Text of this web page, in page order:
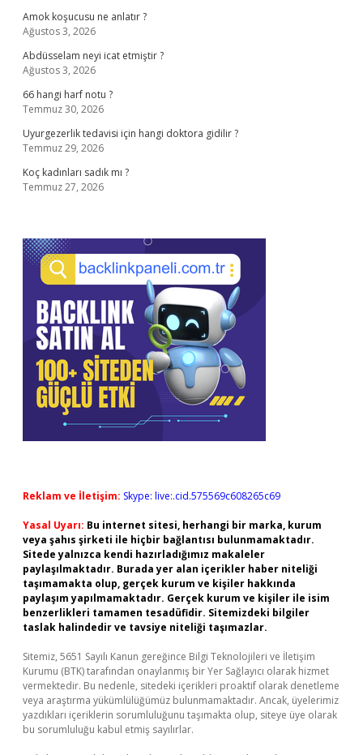
Amok koşucusu ne anlatır ?
Ağustos 3, 2026
Abdüsselam neyi icat etmiştir ?
Ağustos 3, 2026
66 hangi harf notu ?
Temmuz 30, 2026
Uyurgezerlik tedavisi için hangi doktora gidilir ?
Temmuz 29, 2026
Koç kadınları sadık mı ?
Temmuz 27, 2026
Reklam ve İletişim: Skype: live:.cid.575569c608265c69
Yasal Uyarı: Bu internet sitesi, herhangi bir marka, kurum
veya şahıs şirketi ile hiçbir bağlantısı bulunmamaktadır.
Sitede yalnızca kendi hazırladığımız makaleler
paylaşılmaktadır. Burada yer alan içerikler haber niteliği
taşımamakta olup, gerçek kurum ve kişiler hakkında
paylaşım yapılmamaktadır. Gerçek kurum ve kişiler ile isim
benzerlikleri tamamen tesadüfidir. Sitemizdeki bilgiler
taslak halindedir ve tavsiye niteliği taşımazlar.
Sitemiz, 5651 Sayılı Kanun gereğince Bilgi Teknolojileri ve İletişim
Kurumu (BTK) tarafından onaylanmış bir Yer Sağlayıcı olarak hizmet
vermektedir. Bu nedenle, sitedeki içerikleri proaktif olarak denetleme
veya araştırma yükümlülüğümüz bulunmamaktadır. Ancak, üyelerimiz
yazdıkları içeriklerin sorumluluğunu taşımakta olup, siteye üye olarak
bu sorumluluğu kabul etmiş sayılırlar.